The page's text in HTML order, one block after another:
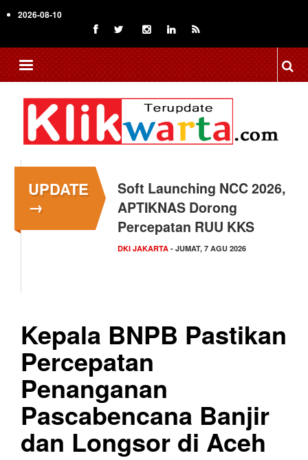
to
content
2026-08-10
UPDATE
→
Menkop Bawa Semangat
Koperasi ke Festival
Lembah Baliem Wamena
NASIONAL- JUMAT, 7 AGU 2026
Kepala BNPB Pastikan
Percepatan
Penanganan
Pascabencana Banjir
dan Longsor di Aceh